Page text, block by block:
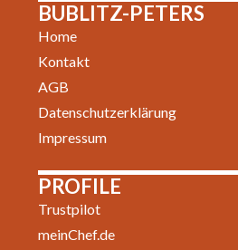
BUBLITZ-PETERS
Home
Kontakt
AGB
Datenschutzerklärung
Impressum
PROFILE
Trustpilot
meinChef.de